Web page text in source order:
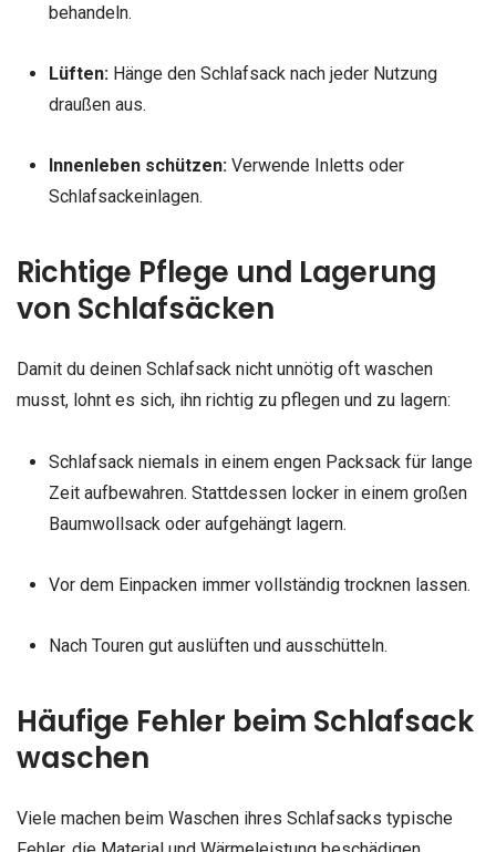
behandeln.
Lüften:Hänge den Schlafsack nach jeder Nutzung
draußen aus.
Innenleben schützen:Verwende Inletts oder
Schlafsackeinlagen.
Richtige Pflege und Lagerung
von Schlafsäcken
Damit du deinen Schlafsack nicht unnötig oft waschen
musst, lohnt es sich, ihn richtig zu pflegen und zu lagern:
Schlafsack niemals in einem engen Packsack für lange
Zeit aufbewahren. Stattdessen locker in einem großen
Baumwollsack oder aufgehängt lagern.
Vor dem Einpacken immer vollständig trocknen lassen.
Nach Touren gut auslüften und ausschütteln.
Häufige Fehler beim Schlafsack
waschen
Viele machen beim Waschen ihres Schlafsacks typische